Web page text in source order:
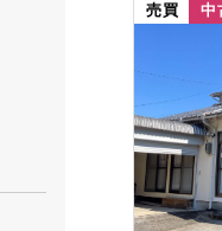
売買 中